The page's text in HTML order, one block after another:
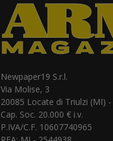
Newpaper19 S.r.l.
Via Molise, 3
20085 Locate di Triulzi (MI)
Cap. Soc. 20.000 € i.v.
P.IVA/C.F. 10607740965